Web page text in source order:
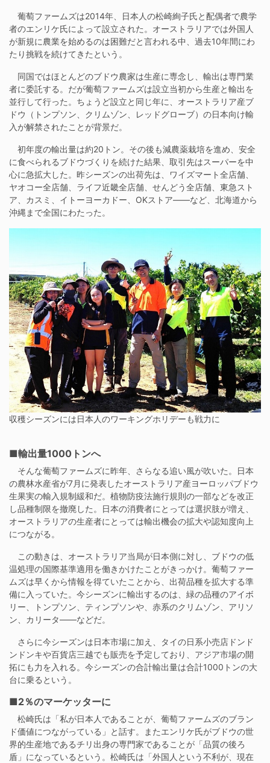
葡萄ファームズは2014年、日本人の松崎絢子氏と配偶者で農学
者のエンリケ氏によって設立された。オーストラリアでは外国人
が新規に農業を始めるのは困難だと言われる中、過去10年間にわ
たり挑戦を続けてきたという。
同国ではほとんどのブドウ農家は生産に専念し、輸出は専門業
者に委託する。だが葡萄ファームズは設立当初から生産と輸出を
並行して行った。ちょうど設立と同じ年に、オーストラリア産ブ
ドウ（トンプソン、クリムゾン、レッドグローブ）の日本向け輸
入が解禁されたことが背景だ。
初年度の輸出量は約20トン。その後も減農薬栽培を進め、安全
に食べられるブドウづくりを続けた結果、取引先はスーパーを中
心に急拡大した。昨シーズンの出荷先は、ワイズマート全店舗、
ヤオコー全店舗、ライフ近畿全店舗、せんどう全店舗、東急スト
ア、カスミ、イトーヨーカドー、OKストア――など、北海道から
沖縄まで全国にわたった。
収穫シーズンには日本人のワーキングホリデーも戦力に
■輸出量1000トンへ
そんな葡萄ファームズに昨年、さらなる追い風が吹いた。日本
の農林水産省が7月に発表したオーストラリア産ヨーロッパブドウ
生果実の輸入規制緩和だ。植物防疫法施行規則の一部などを改正
し品種制限を撤廃した。日本の消費者にとっては選択肢が増え、
オーストラリアの生産者にとっては輸出機会の拡大や認知度向上
につながる。
この動きは、オーストラリア当局が日本側に対し、ブドウの低
温処理の国際基準適用を働きかけたことがきっかけ。葡萄ファー
ムズは早くから情報を得ていたことから、出荷品種を拡大する準
備に入っていた。今シーズンに輸出するのは、緑の品種のアイボ
リー、トンプソン、ティンプソンや、赤系のクリムゾン、アリソ
ン、カリータ――などだ。
さらに今シーズンは日本市場に加え、タイの日系小売店ドンド
ンドンキや百貨店三越でも販売を予定しており、アジア市場の開
拓にも力を入れる。今シーズンの合計輸出量は合計1000トンの大
台に乗るという。
■2％のマーケッターに
松崎氏は「私が日本人であることが、葡萄ファームズのブラン
ド価値につながっている」と話す。またエンリケ氏がブドウの世
界的生産地であるチリ出身の専門家であることが「品質の後ろ
盾」になっているという。松崎氏は「外国人という不利が、現在